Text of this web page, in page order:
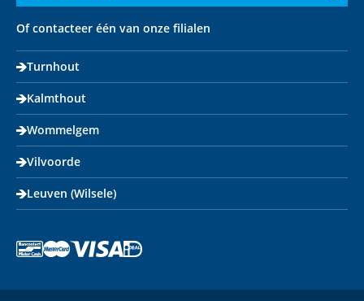
Of contacteer één van onze filialen
Turnhout
Kalmthout
Wommelgem
Vilvoorde
Leuven (Wilsele)